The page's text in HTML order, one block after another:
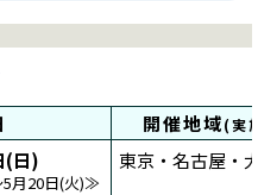
開催地域(実
(日)
月20日(火)≫
東京・名古屋・